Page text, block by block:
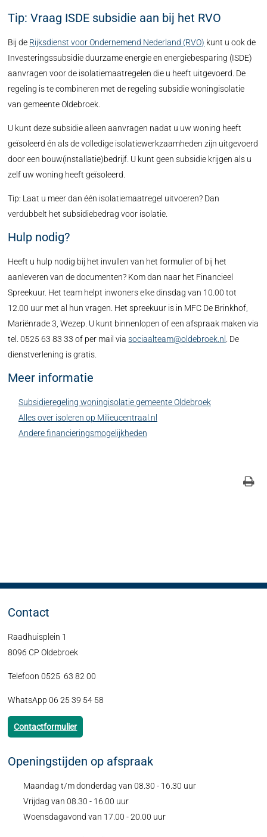
Tip: Vraag ISDE subsidie aan bij het RVO
Bij de Rijksdienst voor Ondernemend Nederland (RVO) kunt u ook de
Investeringssubsidie duurzame energie en energiebesparing (ISDE)
aanvragen voor de isolatiemaatregelen die u heeft uitgevoerd. De
regeling is te combineren met de regeling subsidie woningisolatie
van gemeente Oldebroek.
U kunt deze subsidie alleen aanvragen nadat u uw woning heeft
geïsoleerd én als de volledige isolatiewerkzaamheden zijn uitgevoerd
door een bouw(installatie)bedrijf. U kunt geen subsidie krijgen als u
zelf uw woning heeft geïsoleerd.
Tip: Laat u meer dan één isolatiemaatregel uitvoeren? Dan
verdubbelt het subsidiebedrag voor isolatie.
Hulp nodig?
Heeft u hulp nodig bij het invullen van het formulier of bij het
aanleveren van de documenten? Kom dan naar het Financieel
Spreekuur. Het team helpt inwoners elke dinsdag van 10.00 tot
12.00 uur met al hun vragen. Het spreekuur is in MFC De Brinkhof,
Mariënrade 3, Wezep. U kunt binnenlopen of een afspraak maken via
tel. 0525 63 83 33 of per mail viasociaalteam@oldebroek.nl
. De
dienstverlening is gratis.
Meer informatie
Subsidieregeling woningisolatie gemeente Oldebroek
Alles over isoleren op Milieucentraal.nl
Andere financieringsmogelijkheden
Contact
Raadhuisplein 1
8096 CP Oldebroek
Telefoon 0525 63 82 00
WhatsApp 06 25 39 54 58
Contactformulier
Openingstijden op afspraak
Maandag t/m donderdag van 08.30 - 16.30 uur
Vrijdag van 08.30 - 16.00 uur
Woensdagavond van 17.00 - 20.00 uur